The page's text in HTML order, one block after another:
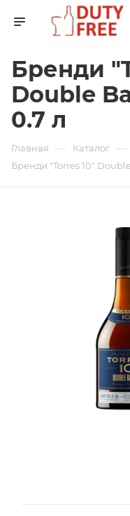
Бренди
Double
0.7 л
Главная — Каталог —
Бренди "Torres 10"